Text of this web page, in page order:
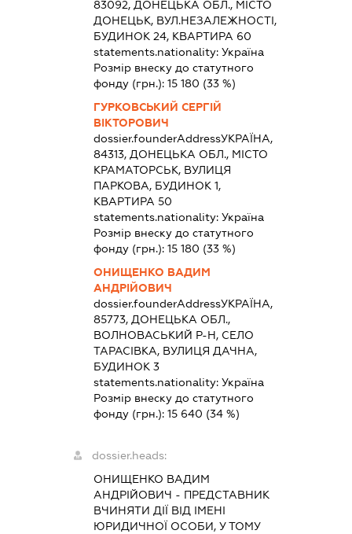
83092, ДОНЕЦЬКА ОБЛ., МІСТО
ДОНЕЦЬК, ВУЛ.НЕЗАЛЕЖНОСТІ,
БУДИНОК 24, КВАРТИРА 60
statements.nationality: Україна
Розмір внеску до статутного
фонду (грн.): 15 180 (33 %)
ГУРКОВСЬКИЙ СЕРГІЙ
ВІКТОРОВИЧ
dossier.founderAddressУКРАЇНА,
84313, ДОНЕЦЬКА ОБЛ., МІСТО
КРАМАТОРСЬК, ВУЛИЦЯ
ПАРКОВА, БУДИНОК 1,
КВАРТИРА 50
statements.nationality: Україна
Розмір внеску до статутного
фонду (грн.): 15 180 (33 %)
ОНИЩЕНКО ВАДИМ
АНДРІЙОВИЧ
dossier.founderAddressУКРАЇНА,
85773, ДОНЕЦЬКА ОБЛ.,
ВОЛНОВАСЬКИЙ Р-Н, СЕЛО
ТАРАСІВКА, ВУЛИЦЯ ДАЧНА,
БУДИНОК 3
statements.nationality: Україна
Розмір внеску до статутного
фонду (грн.): 15 640 (34 %)
dossier.heads:
ОНИЩЕНКО ВАДИМ
АНДРІЙОВИЧ - ПРЕДСТАВНИК
ВЧИНЯТИ ДІЇ ВІД ІМЕНІ
ЮРИДИЧНОЇ ОСОБИ, У ТОМУ